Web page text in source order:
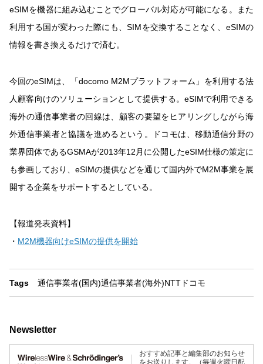
eSIMを機器に組み込むことでグローバル対応が可能になる。また
利用する国が変わった際にも、SIMを交換することなく、eSIMの
情報を書き換えるだけで済む。
今回のeSIMは、「docomo M2Mプラットフォーム」を利用する法
人顧客向けのソリューションとして提供する。eSIMで利用できる
海外の通信事業者の回線は、顧客の要望をヒアリングしながら海
外通信事業者と協議を進めるという。ドコモは、移動通信分野の
業界団体であるGSMAが2013年12月に公開したeSIM仕様の策定に
も参画しており、eSIMの提供などを通じて国内外でM2M事業を展
開する企業をサポートするとしている。
【報道発表資料】
・ M2M機器向けeSIMの提供を開始
Tags 通信事業者(国内)通信事業者(海外)NTTドコモ
Newsletter
おすすめ記事と編集部のお知らせ